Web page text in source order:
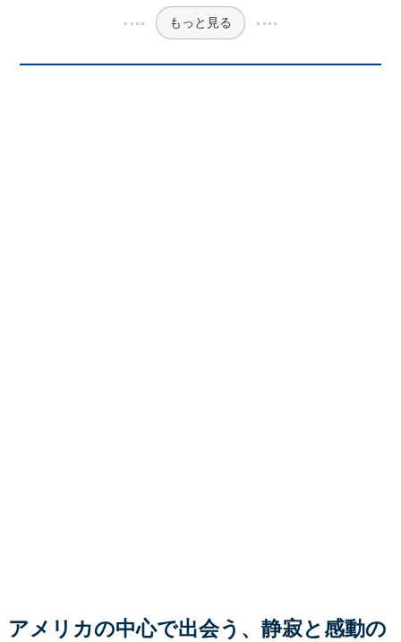
もっと見る
アメリカの中心で出会う、静寂と感動の